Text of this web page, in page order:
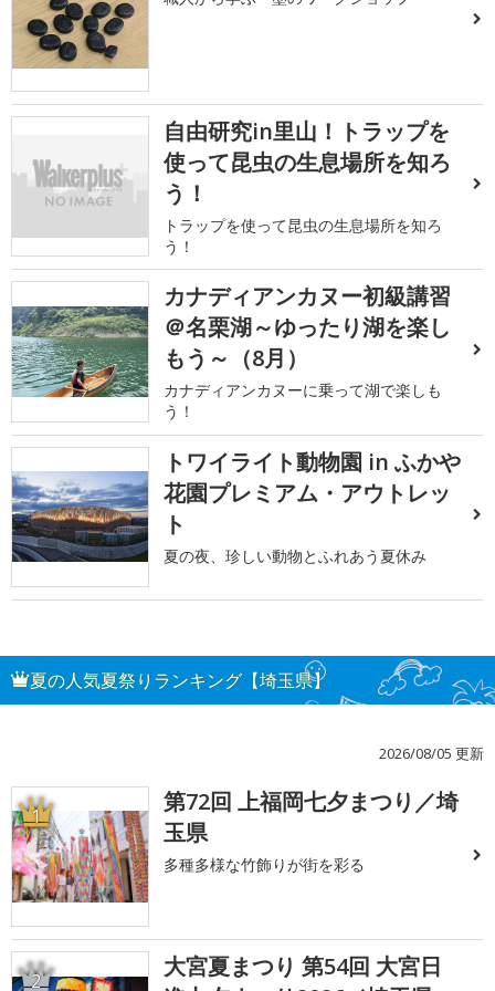
自由研究in里山！トラップを
使って昆虫の生息場所を知ろ
う！
トラップを使って昆虫の生息場所を知ろ
う！
カナディアンカヌー初級講習
＠名栗湖～ゆったり湖を楽し
もう～（8月）
カナディアンカヌーに乗って湖で楽しも
う！
トワイライト動物園 in ふかや
花園プレミアム・アウトレッ
ト
夏の夜、珍しい動物とふれあう夏休み
夏の人気夏祭りランキング【埼玉県】
2026/08/05 更新
1
第72回 上福岡七夕まつり／埼
玉県
多種多様な竹飾りが街を彩る
2
大宮夏まつり 第54回 大宮日